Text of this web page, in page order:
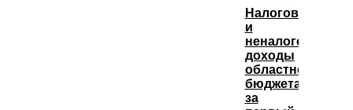
Налоговые
и
неналоговые
доходы
областного
бюджета
за